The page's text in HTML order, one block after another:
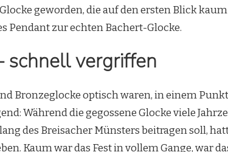
geworden, die auf den ersten Blick
Pendant zur echten Bachert-Glocke.
schnell vergriffen
Bronzeglocke optisch waren, in einem Punkt
Während die gegossene Glocke viele
des Breisacher Münsters beitragen soll,
Kaum war das Fest in vollem Gange, war